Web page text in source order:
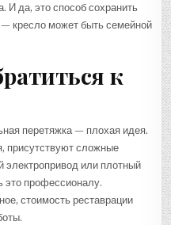
И да, это способ сохранить
кресло может быть семейной
к
перетяжка — плохая идея.
присутствуют сложные
электропривод или плотный
это профессионалу.
стоимость реставрации